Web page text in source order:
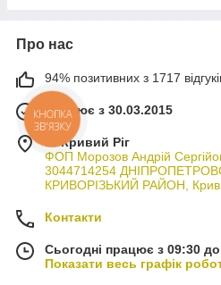
Про нас
94% позитивних з 1717
Працює з 30.03.2015
м. Кривий Ріг
ФОП Морозов Андрій
3044714254
КРИВОРІЗЬКИЙ РАЙОН,
Контакти
Сьогодні працює з 09:30
Показати весь графік
КНОПКА
ЗВ'ЯЗКУ